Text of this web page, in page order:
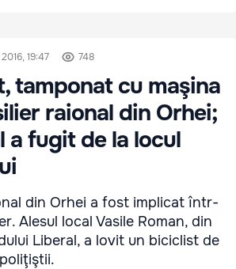
19:47 748
tamponat cu maşina
raional din Orhei;
a fugit de la locul
din Orhei a fost implicat într-
Alesul local Vasile Roman, din
Liberal, a lovit un biciclist de